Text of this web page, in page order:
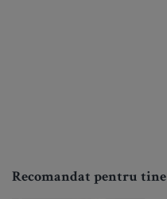
Recomandat pentru tine